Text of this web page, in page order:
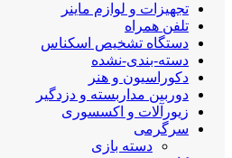
تجهیزات و لوازم ماینر
تلفن همراه
دستگاه تشخیص اسکناس
دسته-بندی-نشده
دکوراسیون و هنر
دوربین مداربسته و دزدگیر
زیورآلات و اکسسوری
سرگرمی
دسته بازی